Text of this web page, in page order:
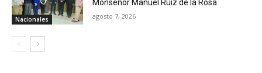
Nacionales
Monseñor Manuel Ruiz de la Rosa
agosto 7, 2026